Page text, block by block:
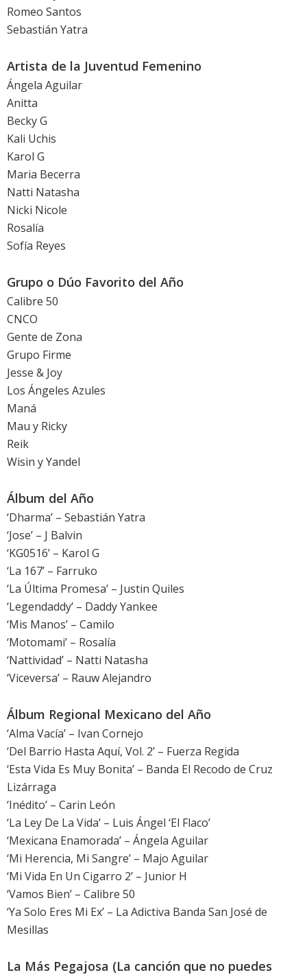
Romeo Santos
Sebastián Yatra
Artista de la Juventud Femenino
Ángela Aguilar
Anitta
Becky G
Kali Uchis
Karol G
Maria Becerra
Natti Natasha
Nicki Nicole
Rosalía
Sofía Reyes
Grupo o Dúo Favorito del Año
Calibre 50
CNCO
Gente de Zona
Grupo Firme
Jesse & Joy
Los Ángeles Azules
Maná
Mau y Ricky
Reik
Wisin y Yandel
Álbum del Año
‘Dharma’ – Sebastián Yatra
‘Jose’ – J Balvin
‘KG0516’ – Karol G
‘La 167’ – Farruko
‘La Última Promesa’ – Justin Quiles
‘Legendaddy’ – Daddy Yankee
‘Mis Manos’ – Camilo
‘Motomami’ – Rosalía
‘Nattividad’ – Natti Natasha
‘Viceversa’ – Rauw Alejandro
Álbum Regional Mexicano del Año
‘Alma Vacía’ – Ivan Cornejo
‘Del Barrio Hasta Aquí, Vol. 2’ – Fuerza Regida
‘Esta Vida Es Muy Bonita’ – Banda El Recodo de Cruz
Lizárraga
‘Inédito’ – Carin León
‘La Ley De La Vida’ – Luis Ángel ‘El Flaco’
‘Mexicana Enamorada’ – Ángela Aguilar
‘Mi Herencia, Mi Sangre’ – Majo Aguilar
‘Mi Vida En Un Cigarro 2’ – Junior H
‘Vamos Bien’ – Calibre 50
‘Ya Solo Eres Mi Ex’ – La Adictiva Banda San José de
Mesillas
La Más Pegajosa (La canción que no puedes